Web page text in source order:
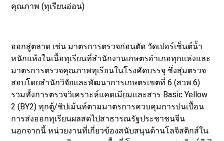
คุณภาพ (ทุเรียนอ่อน)
ออกสู่ตลาด เช่น มาตรการตรวจก่อนตัด วัดเปอร์เซ็นต์น้ำ
หนักแห้งในเนื้อทุเรียนที่สำนักงานเกษตรอำเภอทุกแห่งและ
มาตรการตรวจคุณภาพทุเรียนในโรงคัดบรรจุ ซึ่งสุ่มตรวจ
สอบโดยสำนักวิจัยและพัฒนาการเกษตรเขตที่ 6 (สวพ.6)
รวมทั้งการตรวจวิเคราะห์แคดเมียมและสาร Basic Yellow
2 (BY2) ทุกตู้/ชิปเม้นท์ตามมาตรการควบคุมการปนเปื้อน
การส่งออกทุเรียนผลสดไปสาธารณรัฐประชาชนจีน
นอกจากนี้ หน่วยงานที่เกี่ยวข้องสนับสนุนด้านโลจิสติกส์ใน